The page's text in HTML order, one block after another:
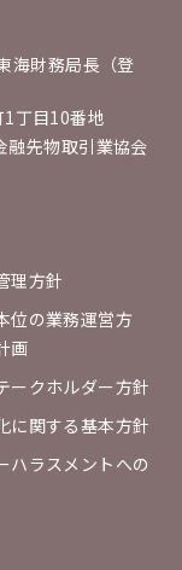
海財務局長（登
丁目10番地
融先物取引業協会
理方針
位の業務運営方
画
ークホルダー方針
に関する基本方針
ハラスメントへの